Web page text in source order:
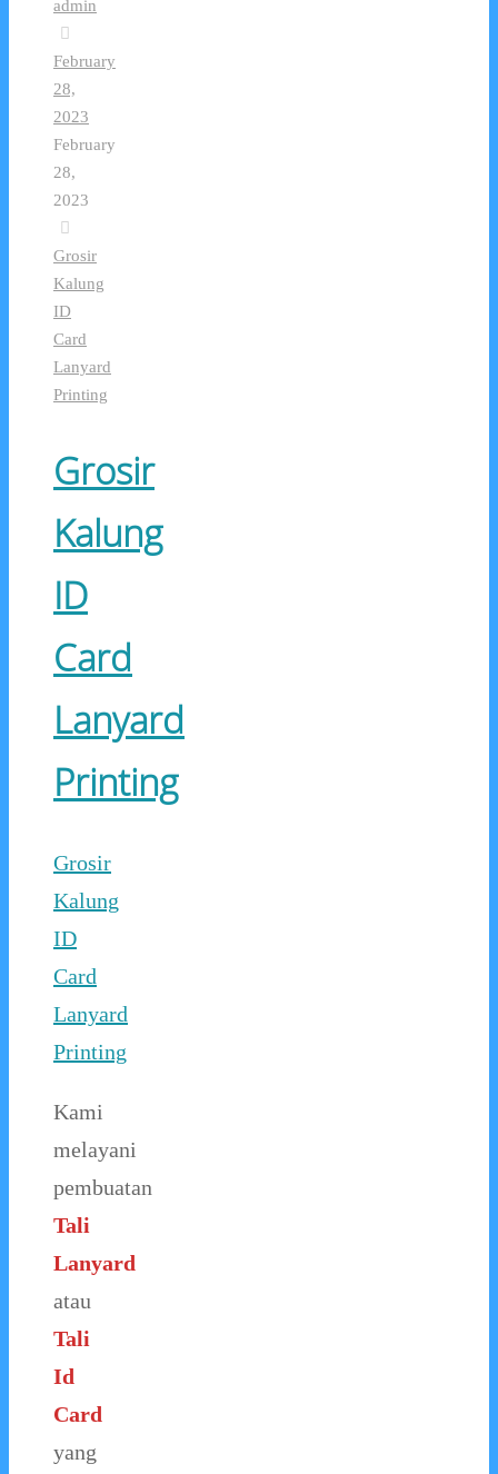
admin
February
28,
2023
February
28,
2023
Grosir
Kalung
ID
Card
Lanyard
Printing
Grosir
Kalung
ID
Card
Lanyard
Printing
Grosir
Kalung
ID
Card
Lanyard
Printing
Kami
melayani
pembuatan
Tali
Lanyard
atau
Tali
Id
Card
yang